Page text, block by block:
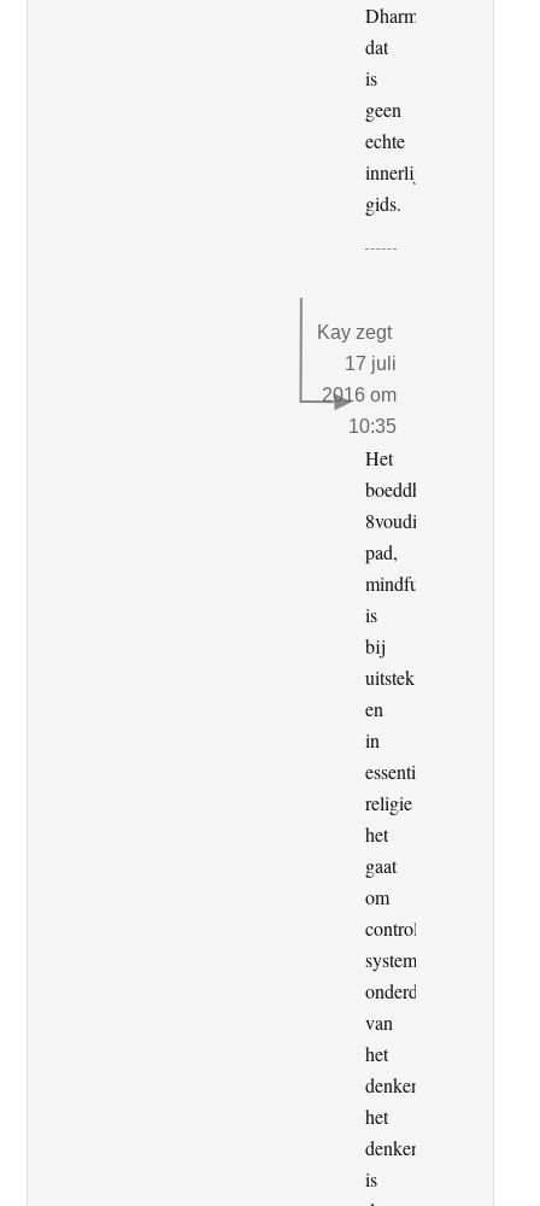
Dharma,
dat
is
geen
echte
innerlijke
gids.
Kay zegt
17 juli
2016 om
10:35
Het
boeddhistisch
8voudige
pad,
mindfulness
is
bij
uitstek
en
in
essentie
religie
het
gaat
om
controle,
systematische
onderdrukken
van
het
denken,
het
denken
is